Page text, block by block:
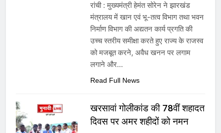
रांची : मुख्यमंत्री हेमंत सोरेन ने झारखंड
मंत्रालय में खान एवं भू-तत्व विभाग तथा भवन
निर्माण विभाग की अद्यतन कार्य प्रगति की
उच्च स्तरीय समीक्षा करते हुए राज्य के राजस्व
को मजबूत करने, अवैध खनन पर लगाम
लगाने और…
Read Full News
खरसावां गोलीकांड की 78वीं शहादत
दिवस पर अमर शहीदों को नमन